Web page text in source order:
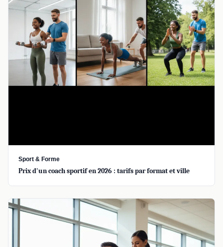
Sport & Forme
Prix d'un coach sportif en 2026 : tarifs par format et ville